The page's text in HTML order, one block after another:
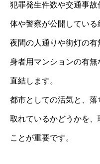
犯罪発生件数や交通事
体や警察が公開している
夜間の人通りや街灯の
身者用マンションの有
直結します。
都市としての活気と、
取れているかどうかを
ことが重要です。